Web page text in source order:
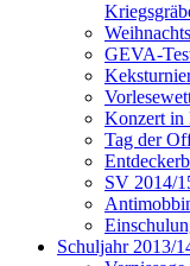
GEVA-
Konzert in
Tag der
SV 2014/
Schuljahr 2013/